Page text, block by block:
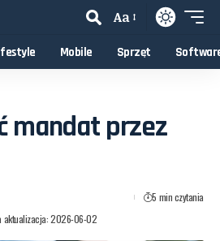
Aa
Mobile Sprzęt
mandat przez
aktualizacja: 2026-06-02
5 min czytania